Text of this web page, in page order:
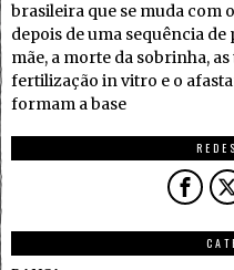
brasileira que se muda com
depois de uma sequência
mãe, a morte da sobrinha,
fertilização in vitro e o
formam a base